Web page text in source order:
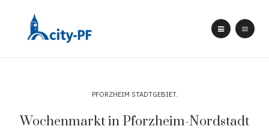
PFORZHEIM STADTGEBIET
Wochenmarkt in Pforzheim-Nordstadt